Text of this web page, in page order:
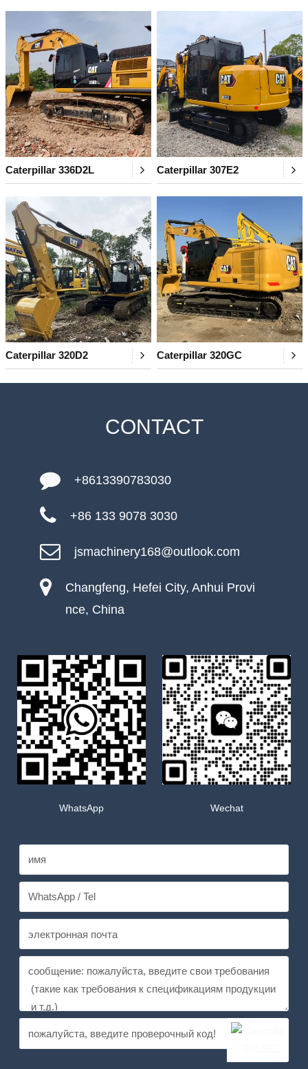
Caterpillar 336D2L Caterpillar 307E2
Caterpillar 320D2 Caterpillar 320GC
CONTACT
+8613390783030
+86 133 9078 3030
jsmachinery168@outlook.com
Changfeng, Hefei City, Anhui Provi
nce, China
WhatsApp Wechat